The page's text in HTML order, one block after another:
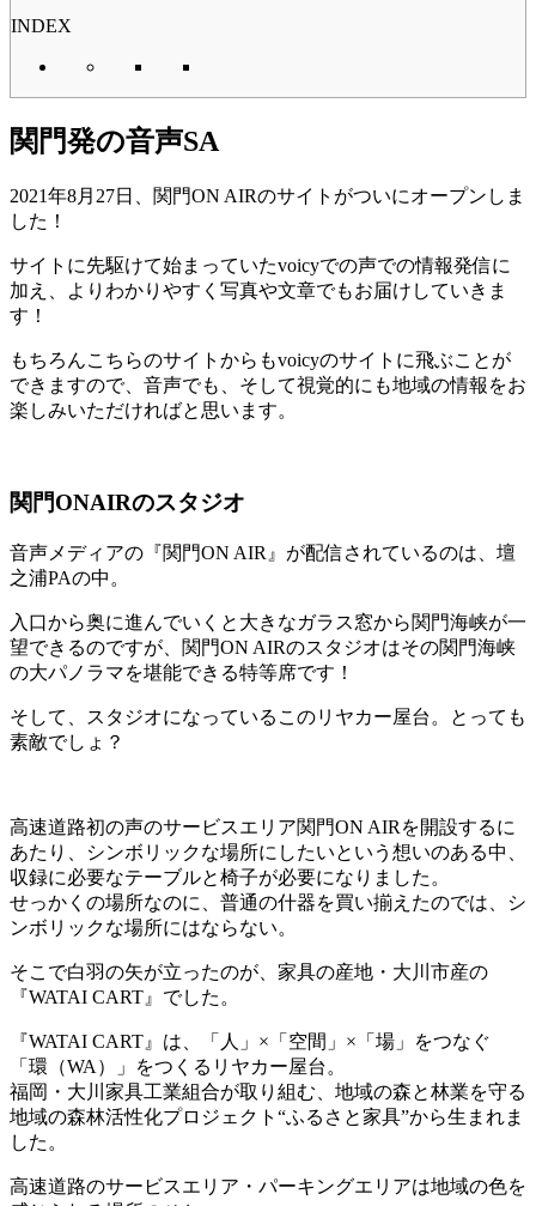
INDEX
関門発の音声SA
2021年8月27日、関門ON AIRのサイトがついにオープンしま
した！
サイトに先駆けて始まっていたvoicyでの声での情報発信に
加え、よりわかりやすく写真や文章でもお届けしていきま
す！
もちろんこちらのサイトからもvoicyのサイトに飛ぶことが
できますので、音声でも、そして視覚的にも地域の情報をお
楽しみいただければと思います。
関門ONAIRのスタジオ
音声メディアの『関門ON AIR』が配信されているのは、壇
之浦PAの中。
入口から奥に進んでいくと大きなガラス窓から関門海峡が一
望できるのですが、関門ON AIRのスタジオはその関門海峡
の大パノラマを堪能できる特等席です！
そして、スタジオになっているこのリヤカー屋台。とっても
素敵でしょ？
高速道路初の声のサービスエリア関門ON AIRを開設するに
あたり、シンボリックな場所にしたいという想いのある中、
収録に必要なテーブルと椅子が必要になりました。
せっかくの場所なのに、普通の什器を買い揃えたのでは、シ
ンボリックな場所にはならない。
そこで白羽の矢が立ったのが、家具の産地・大川市産の
『WATAI CART』でした。
『WATAI CART』は、「人」×「空間」×「場」をつなぐ
「環（WA）」をつくるリヤカー屋台。
福岡・大川家具工業組合が取り組む、地域の森と林業を守る
地域の森林活性化プロジェクト“ふるさと家具”から生まれま
した。
高速道路のサービスエリア・パーキングエリアは地域の色を